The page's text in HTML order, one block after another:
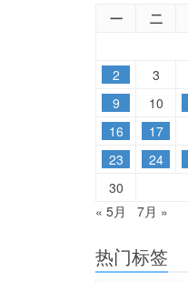
一 二
2
3
9
10
16
17
23
24
30
« 5月
7月 »
热门标签